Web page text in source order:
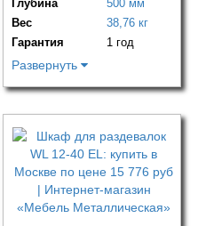
Глубина
500 мм
Вес
38,76 кг
Гарантия
1 год
Развернуть